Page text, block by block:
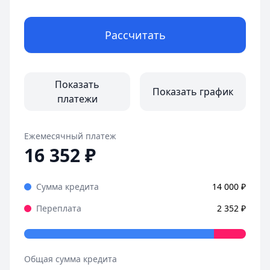
Дата:28 октября 2025 г.
Оформила займ в MoneyMan за пару минут, все
Страницы отзывов:
Рассчитать
Показать
платежи
Показать график
Ежемесячный платеж
16 352₽
Сумма кредита 14 000 ₽
Переплата
2 352 ₽
Общая сумма кредита